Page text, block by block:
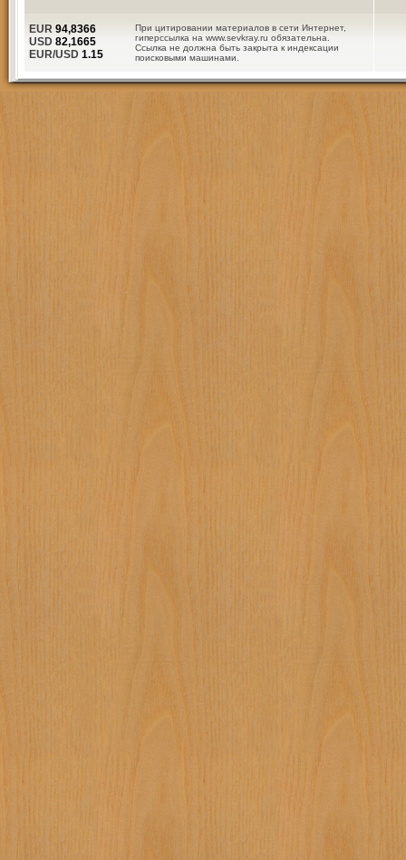
При цитировании материалов в сети Интернет,
гиперссылка на www.sevkray.ru обязательна.
Ссылка не должна быть закрыта к индексации
поисковыми машинами.
EUR 94,8366
USD 82,1665
EUR/USD 1.15